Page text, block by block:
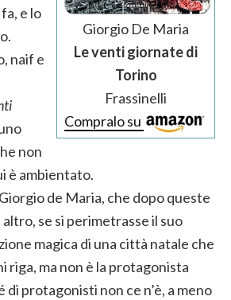
Giorgio De Maria
Le venti giornate di
Torino
Frassinelli
Compralo su
e lo
naif e
non
è ambientato.
de Maria, che dopo queste
se si perimetrasse il suo
magica di una città natale che
riga, ma non è la protagonista
di protagonisti non ce n’è, a meno